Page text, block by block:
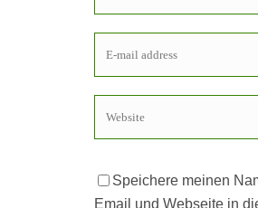
Speichere meinen
Email und Webseite in